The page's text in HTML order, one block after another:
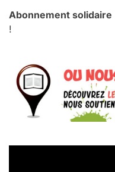
Abonnement solidaire
!